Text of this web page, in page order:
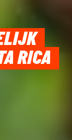
RICA